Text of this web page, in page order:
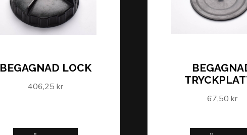
BEGAGNAD LOCK
406,25 kr
67,50 kr